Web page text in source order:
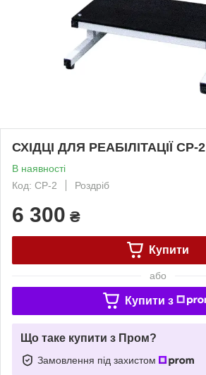
СХІДЦІ ДЛЯ РЕАБІЛІТАЦІЇ СР-2
В наявності
Код: СР-2
Роздріб
6 300 ₴
Купити
або
Купити з
Що таке купити з Пром?
Замовлення під захистом